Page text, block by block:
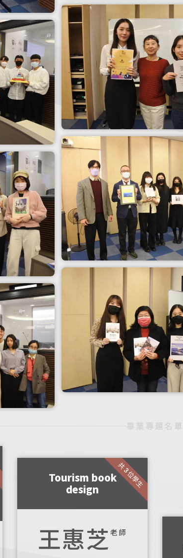
Tourism book
design
王惠芝老師
共 3 位學生